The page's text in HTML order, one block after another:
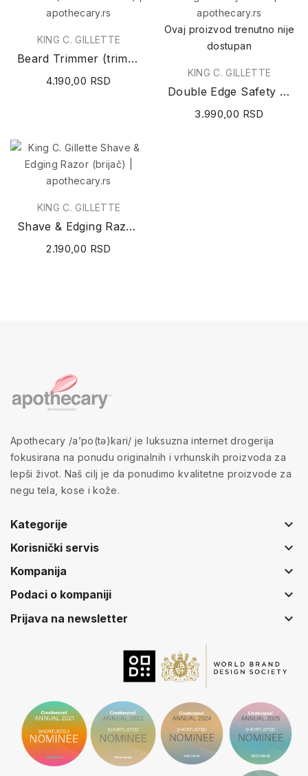
KING C. GILLETTE
Beard Trimmer (trimer za bradu)
4.190,00 RSD
Ovaj proizvod trenutno nije
dostupan
KING C. GILLETTE
Double Edge Safety Razor (brijač)
3.990,00 RSD
KING C. GILLETTE
Shave & Edging Razor (brijač)
2.190,00 RSD
Apothecary /a’po(tə)kari/ je luksuzna internet drogerija
fokusirana na ponudu originalnih i vrhunskih proizvoda za
lepši život. Naš cilj je da ponudimo kvalitetne proizvode za
negu tela, kose i kože.
Kategorije keyboard_arrow_down
Korisnički servis keyboard_arrow_down
Kompanija keyboard_arrow_down
Podaci o kompaniji keyboard_arrow_down
Prijava na newsletter keyboard_arrow_down